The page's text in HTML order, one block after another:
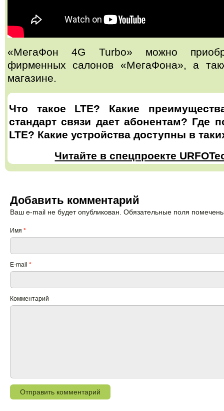
«МегаФон 4G Turbo» можно
фирменных салонов «МегаФона», а
магазине.
Что такое LTE? Какие
стандарт связи дает абонентам? Где
LTE? Какие устройства доступны в
Читайте в спецпроекте
Добавить комментарий
Ваш e-mail не будет опубликован. Обязательные поля
Имя *
E-mail *
Комментарий